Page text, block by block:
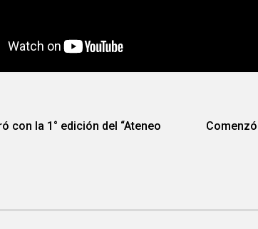
con la 1° edición del “Ateneo